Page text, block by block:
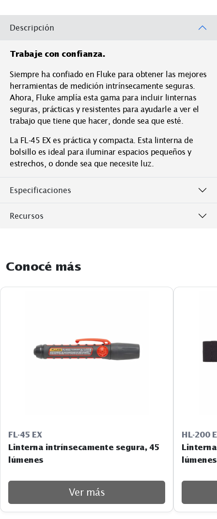
Descripción
Trabaje con confianza.
Siempre ha confiado en Fluke para obtener las mejores
herramientas de medición intrínsecamente seguras.
Ahora, Fluke amplía esta gama para incluir linternas
seguras, prácticas y resistentes para ayudarle a ver el
trabajo que tiene que hacer, donde sea que esté.
La FL-45 EX es práctica y compacta. Esta linterna de
bolsillo es ideal para iluminar espacios pequeños y
estrechos, o donde sea que necesite luz.
Especificaciones
Recursos
Conocé más
FL-45 EX
Linterna intrínsecamente segura, 45
lúmenes
Ver más
HL-200